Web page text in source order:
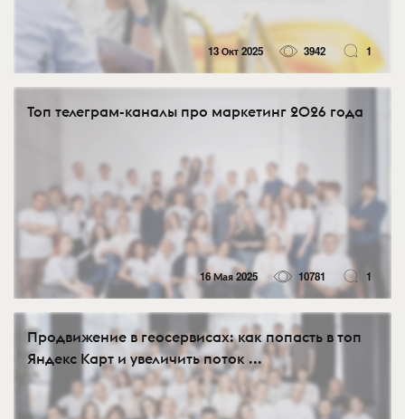
13 Окт 2025 3942 1
Топ телеграм-каналы про маркетинг 2026 года
16 Мая 2025 10781 1
Продвижение в геосервисах: как попасть в топ
Яндекс Карт и увеличить поток ...